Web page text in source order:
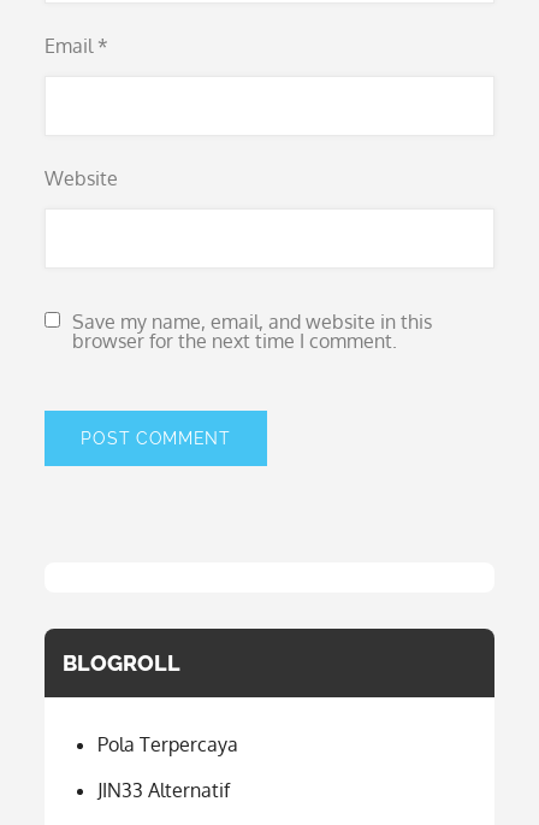
Email *
Website
Save my name, email, and website in this
browser for the next time I comment.
BLOGROLL
Pola Terpercaya
JIN33 Alternatif